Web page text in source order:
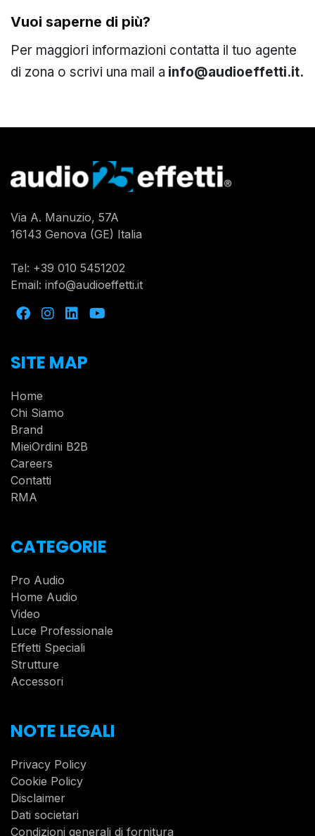
Vuoi saperne di più?
Per maggiori informazioni contatta il tuo agente
di zona o scrivi una mail a info@audioeffetti.it.
Via A. Manuzio, 57A
16143 Genova (GE) Italia
Tel: +39 010 5451202
Email: info@audioeffetti.it
SITE MAP
Home
Chi Siamo
Brand
MieiOrdini B2B
Careers
Contatti
RMA
CATEGORIE
Pro Audio
Home Audio
Video
Luce Professionale
Effetti Speciali
Strutture
Accessori
NOTE LEGALI
Privacy Policy
Cookie Policy
Disclaimer
Dati societari
Condizioni generali di fornitura